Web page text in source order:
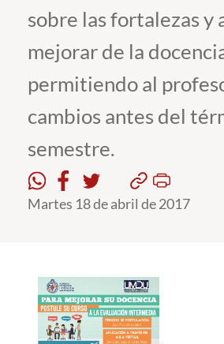
Postgrado
Formación Continua
Estudiantes
Académicos
Funcionarios
Alumni
sobre las fortalezas y
mejorar de la
permitiendo al
cambios antes del
semestre.
Martes 18 de abril de 2017